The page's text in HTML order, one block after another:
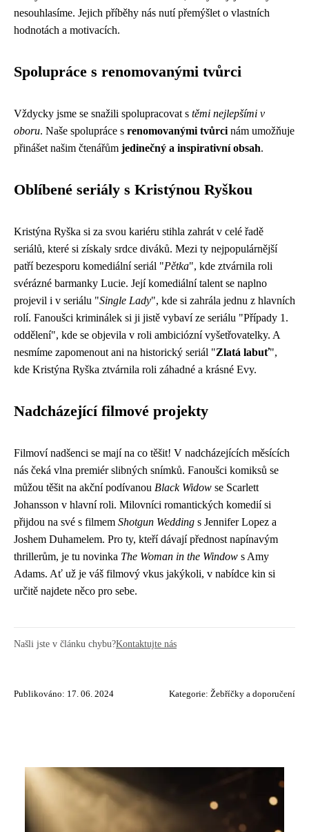
nesouhlasíme. Jejich příběhy nás nutí přemýšlet o vlastních
hodnotách a motivacích.
Spolupráce s renomovanými tvůrci
Vždycky jsme se snažili spolupracovat s těmi nejlepšími v
oboru. Naše spolupráce s renomovanými tvůrci nám umožňuje
přinášet našim čtenářům jedinečný a inspirativní obsah.
Oblíbené seriály s Kristýnou Ryškou
Kristýna Ryška si za svou kariéru stihla zahrát v celé řadě
seriálů, které si získaly srdce diváků. Mezi ty nejpopulárnější
patří bezesporu komediální seriál "Pětka", kde ztvárnila roli
svérázné barmanky Lucie. Její komediální talent se naplno
projevil i v seriálu "Single Lady", kde si zahrála jednu z hlavních
rolí. Fanoušci kriminálek si ji jistě vybaví ze seriálu "Případy 1.
oddělení", kde se objevila v roli ambiciózní vyšetřovatelky. A
nesmíme zapomenout ani na historický seriál "Zlatá labuť",
kde Kristýna Ryška ztvárnila roli záhadné a krásné Evy.
Nadcházející filmové projekty
Filmoví nadšenci se mají na co těšit! V nadcházejících měsících
nás čeká vlna premiér slibných snímků. Fanoušci komiksů se
můžou těšit na akční podívanou Black Widow se Scarlett
Johansson v hlavní roli. Milovníci romantických komedií si
přijdou na své s filmem Shotgun Wedding s Jennifer Lopez a
Joshem Duhamelem. Pro ty, kteří dávají přednost napínavým
thrillerům, je tu novinka The Woman in the Window s Amy
Adams. Ať už je váš filmový vkus jakýkoli, v nabídce kin si
určitě najdete něco pro sebe.
Našli jste v článku chybu?Kontaktujte nás
Publikováno: 17. 06. 2024 Kategorie: Žebříčky a doporučení